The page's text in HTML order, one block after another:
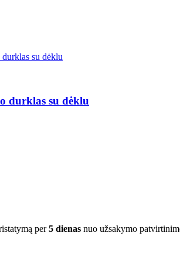
durklas su dėklu
per5 dienas nuo užsakymo